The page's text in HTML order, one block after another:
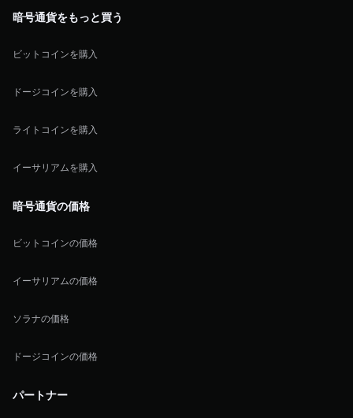
暗号通貨をもっと買う
ビットコインを購入
ドージコインを購入
ライトコインを購入
イーサリアムを購入
暗号通貨の価格
ビットコインの価格
イーサリアムの価格
ソラナの価格
ドージコインの価格
パートナー